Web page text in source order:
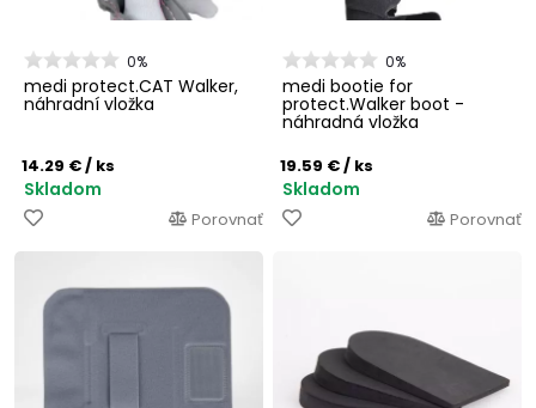
0%
medi protect.CAT Walker,
náhradní vložka
14.29 €/ ks
Skladom
Porovnať
0%
medi bootie for
protect.Walker boot -
náhradná vložka
19.59 €/ ks
Skladom
Porovnať